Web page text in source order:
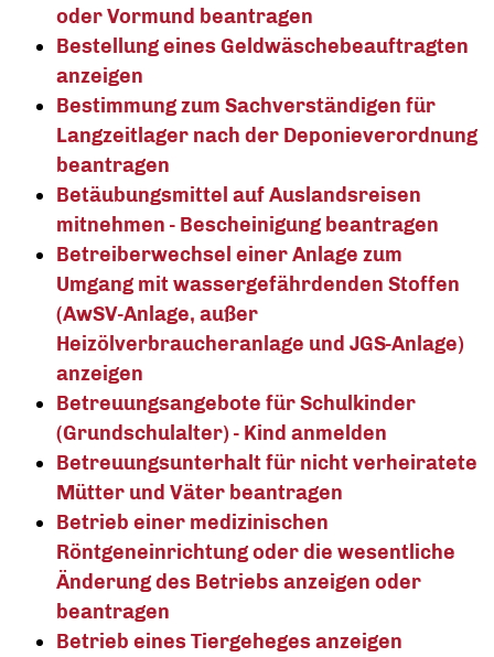
oder Vormund beantragen
Bestellung eines Geldwäschebeauftragten
anzeigen
Bestimmung zum Sachverständigen für
Langzeitlager nach der Deponieverordnung
beantragen
Betäubungsmittel auf Auslandsreisen
mitnehmen - Bescheinigung beantragen
Betreiberwechsel einer Anlage zum
Umgang mit wassergefährdenden Stoffen
(AwSV-Anlage, außer
Heizölverbraucheranlage und JGS-Anlage)
anzeigen
Betreuungsangebote für Schulkinder
(Grundschulalter) - Kind anmelden
Betreuungsunterhalt für nicht verheiratete
Mütter und Väter beantragen
Betrieb einer medizinischen
Röntgeneinrichtung oder die wesentliche
Änderung des Betriebs anzeigen oder
beantragen
Betrieb eines Tiergeheges anzeigen